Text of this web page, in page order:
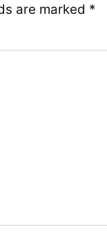
are marked *